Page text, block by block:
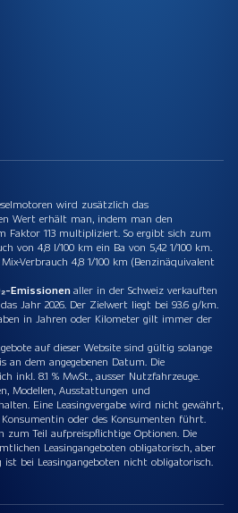
wird zusätzlich das
Wert erhält man, indem man den
Faktor 113 multipliziert. So ergibt sich zum
von 4,8 l/100 km ein Ba von 5,42 1/100 km.
Verbrauch 4,8 1/100 km (Benzinäquivalent
Emissionenaller in der Schweiz verkauften
Jahr 2026. Der Zielwert liegt bei 93.6 g/km.
in Jahren oder Kilometer gilt immer der
auf dieser Website sind gültig solange
dem angegebenen Datum. Die
inkl. 8.1 % MwSt., ausser Nutzfahrzeuge.
Modellen, Ausstattungen und
Eine Leasingvergabe wird nicht gewährt,
oder des Konsumenten führt.
zum Teil aufpreispflichtige Optionen. Die
Leasingangeboten obligatorisch, aber
bei Leasingangeboten nicht obligatorisch.